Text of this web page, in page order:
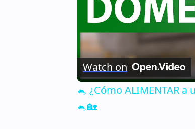
Watch on
🐁 ¿Cómo ALIMENTAR
🐁🏡